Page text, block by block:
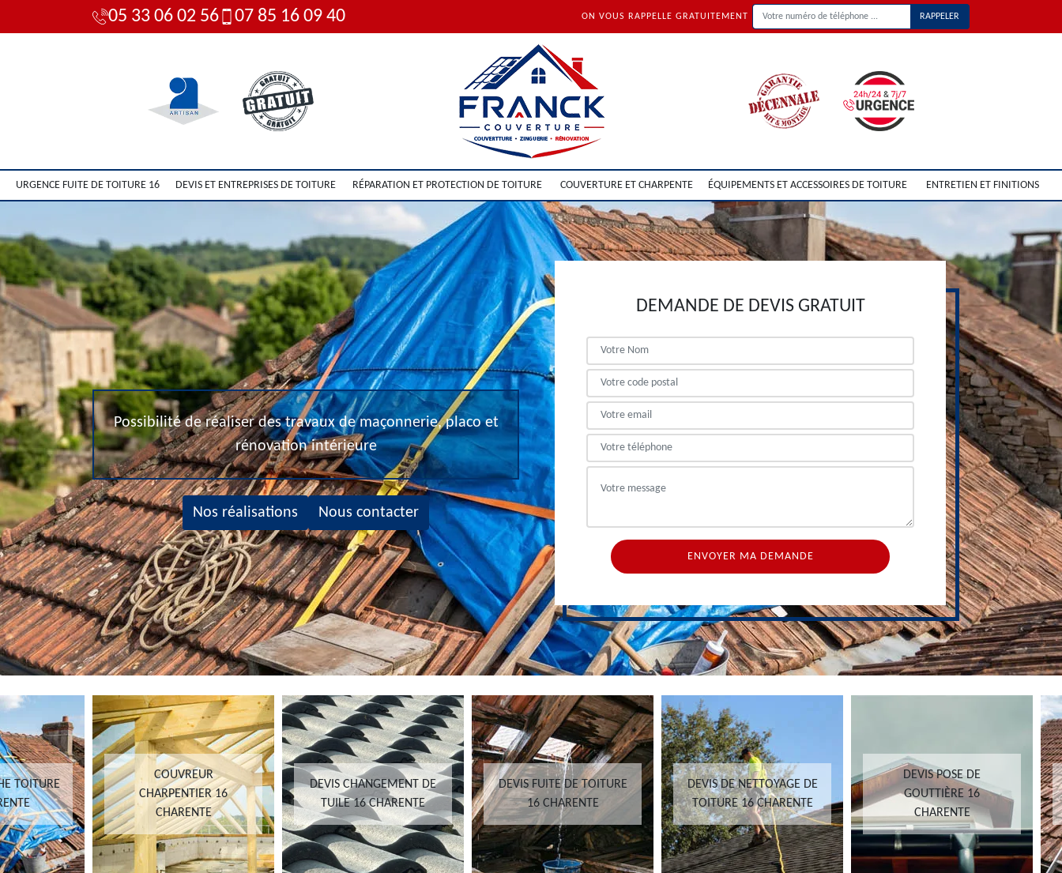
05 33 06 02 56 07 85 16 09 40 ON VOUS RAPPELLE GRATUITEMENT
URGENCE FUITE DE TOITURE 16 DEVIS ET ENTREPRISES DE TOITURE RÉPARATION ET PROTECTION DE TOITURE COUVERTURE ET CHARPENTE ÉQUIPEMENTS ET ACCESSOIRES DE TOITURE ENTRETIEN ET FINITIONS
Possibilité de réaliser des travaux de maçonnerie, placo et
rénovation intérieure
Nos réalisations Nous contacter
DEMANDE DE DEVIS GRATUIT
TOITURE
COUVREUR
CHARPENTIER 16
CHARENTE
DEVIS CHANGEMENT DE
TUILE 16 CHARENTE
DEVIS FUITE DE TOITURE
16 CHARENTE
DEVIS DE NETTOYAGE DE
TOITURE 16 CHARENTE
DEVIS POSE DE
GOUTTIÈRE 16
CHARENTE